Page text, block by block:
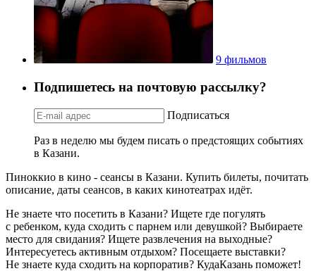
9 фильмов
Подпишетесь на почтовую рассылку?
Подписаться
Раз в неделю мы будем писать о предстоящих событиях
в Казани.
Пиноккио в кино - сеансы в Казани. Купить билеты, почитать
описание, даты сеансов, в каких кинотеатрах идёт.
Не знаете что посетить в Казани? Ищете где погулять
с ребенком, куда сходить с парнем или девушкой? Выбираете
место для свидания? Ищете развлечения на выходные?
Интересуетесь активным отдыхом? Посещаете выставки?
Не знаете куда сходить на корпоратив? КудаКазань поможет!